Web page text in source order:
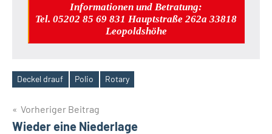
Informationen und Betratung:
Tel. 05202 85 69 831 Hauptstraße 262a 33818
Leopoldshöhe
Schlagwörter
Deckel drauf Polio Rotary
Beitragsnavigation
Vorheriger Beitrag
Wieder eine Niederlage